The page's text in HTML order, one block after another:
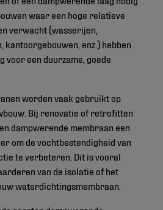
waar een hoge relatieve
verwacht (wasserijen,
kantoorgebouwen, enz.) hebben
voor een duurzame, goede
worden vaak gebruikt op
Bij renovatie of retrofitten
dampwerende membraan een
om de vochtbestendigheid van
te verbeteren. Dit is vooral
van de isolatie of het
waterdichtingsmembraan.